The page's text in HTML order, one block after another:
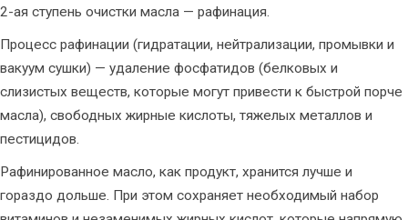
2-ая ступень очистки масла — рафинация.
Процесс рафинации (гидратации, нейтрализации, промывки и
вакуум сушки) — удаление фосфатидов (белковых и
слизистых веществ, которые могут привести к быстрой порче
масла), свободных жирные кислоты, тяжелых металлов и
пестицидов.
Рафинированное масло, как продукт, хранится лучше и
гораздо дольше. При этом сохраняет необходимый набор